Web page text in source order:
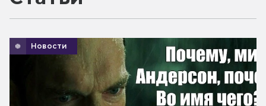
Новости